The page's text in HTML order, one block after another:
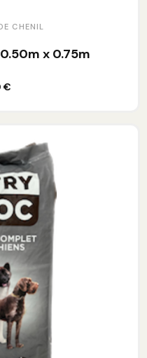
CHENIL
x 0.75m
€